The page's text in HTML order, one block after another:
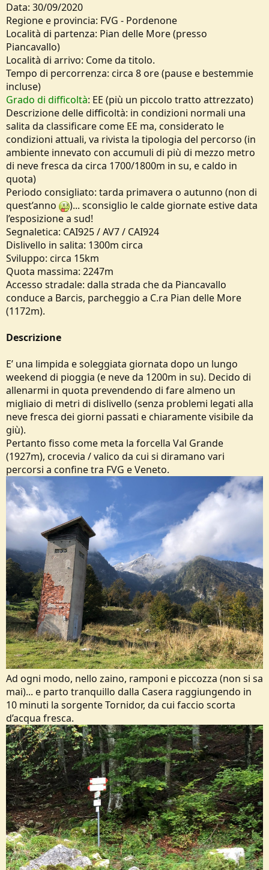
Data: 30/09/2020
Regione e provincia: FVG - Pordenone
Località di partenza: Pian delle More (presso
Piancavallo)
Località di arrivo: Come da titolo.
Tempo di percorrenza: circa 8 ore (pause e bestemmie
incluse)
Grado di difficoltà: EE (più un piccolo tratto attrezzato)
Descrizione delle difficoltà: in condizioni normali una
salita da classificare come EE ma, considerato le
condizioni attuali, va rivista la tipologia del percorso (in
ambiente innevato con accumuli di più di mezzo metro
di neve fresca da circa 1700/1800m in su, e caldo in
quota)
Periodo consigliato: tarda primavera o autunno (non di
quest’anno
)... sconsiglio le calde giornate estive data
l’esposizione a sud!
Segnaletica: CAI925 / AV7 / CAI924
Dislivello in salita: 1300m circa
Sviluppo: circa 15km
Quota massima: 2247m
Accesso stradale: dalla strada che da Piancavallo
conduce a Barcis, parcheggio a C.ra Pian delle More
(1172m).
Descrizione
E’ una limpida e soleggiata giornata dopo un lungo
weekend di pioggia (e neve da 1200m in su). Decido di
allenarmi in quota prevendendo di fare almeno un
migliaio di metri di dislivello (senza problemi legati alla
neve fresca dei giorni passati e chiaramente visibile da
giù).
Pertanto fisso come meta la forcella Val Grande
(1927m), crocevia / valico da cui si diramano vari
percorsi a confine tra FVG e Veneto.
Ad ogni modo, nello zaino, ramponi e piccozza (non si sa
mai)... e parto tranquillo dalla Casera raggiungendo in
10 minuti la sorgente Tornidor, da cui faccio scorta
d’acqua fresca.